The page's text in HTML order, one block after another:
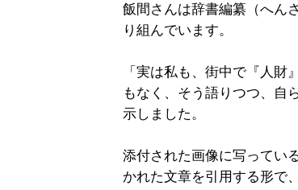
飯間さんは辞書編纂（へん
り組んでいます。
「実は私も、街中で『人
もなく、そう語りつつ、自
示しました。
添付された画像に写ってい
かれた文章を引用する形で